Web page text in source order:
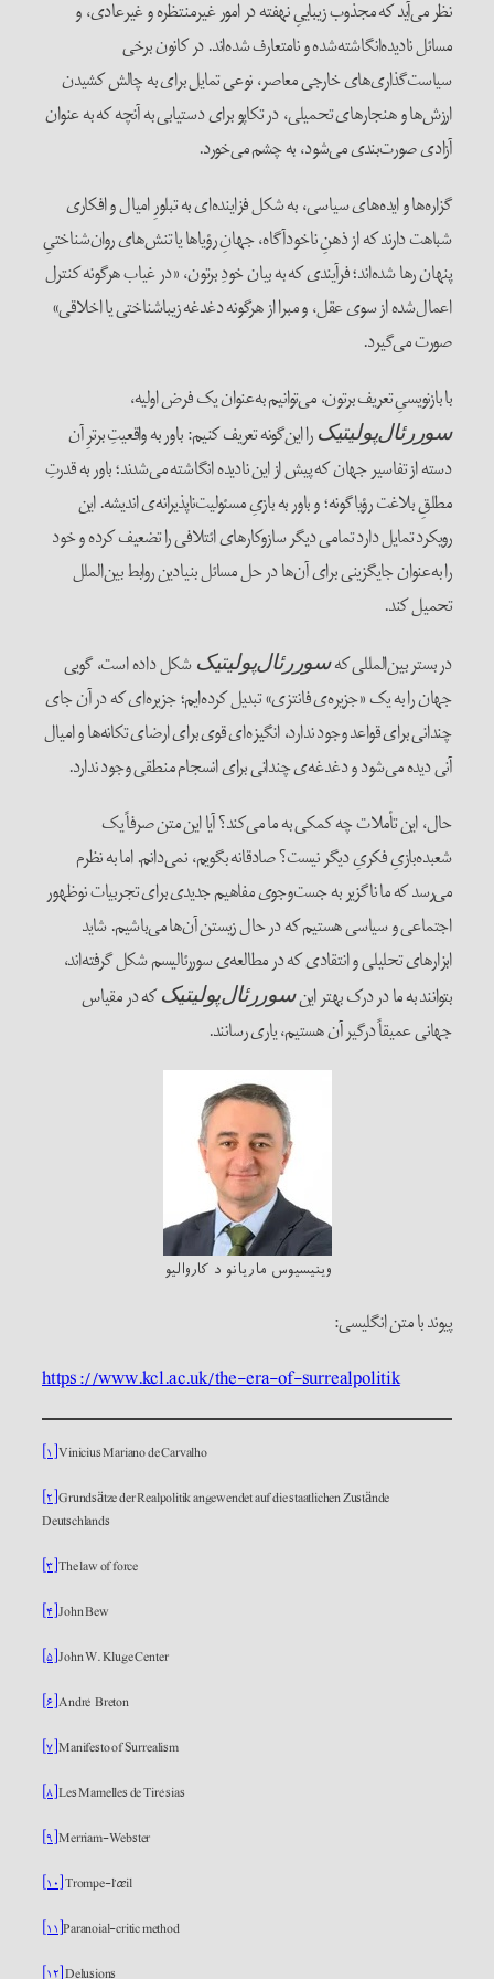
نظر می‌آید که مجذوب زیباییِ نهفته در امور غیرمنتظره و غیرعادی، و
مسائل نادیده‌انگاشته‌شده و نامتعارف شده‌اند. در کانون برخی
سیاست‌‌گذاری‌های خارجی معاصر، نوعی تمایل برای به چالش کشیدن
ارزش‌ها و هنجارهای تحمیلی، در تکاپو برای دستیابی به آنچه که به عنوان
آزادی صورت‌بندی می‌شود، به چشم می‌خورد.
گزاره‌ها و ایده‌های سیاسی، به شکل فزاینده‌ای به تبلورِ امیال و افکاری
شباهت دارند که از ذهنِ ناخودآگاه، جهانِ رؤیاها یا تنش‌های روان‌شناختیِ
پنهان رها شده‌اند؛ فرآیندی که به بیان خودِ برتون، «در غیاب هرگونه کنترل
اعمال‌شده از سوی عقل، و مبرا از هرگونه دغدغه زیباشناختی یا اخلاقی»
صورت می‌گیرد.
با بازنویسیِ تعریف برتون، می‌توانیم به‌عنوان یک فرض اولیه،
سوررئال‌پولیتیک را این‌گونه تعریف کنیم: باور به واقعیتِ برترِ آن
دسته از تفاسیر جهان که پیش از این نادیده انگاشته می‌شدند؛ باور به قدرتِ
مطلقِ بلاغت رؤیاگونه؛ و باور به بازیِ مسئولیت‌ناپذیرانه‌ی اندیشه. این
رویکرد تمایل دارد تمامی دیگر سازوکارهای ائتلافی را تضعیف کرده و خود
را به‌عنوان جایگزینی برای آن‌ها در حل مسائل بنیادین روابط بین‌الملل
تحمیل کند.
در بستر بین‌المللی کهسوررئال‌پولیتیک شکل داده است، گویی
جهان را به یک «جزیره‌ی فانتزی» تبدیل کرده‌ایم؛ جزیره‌ای که در آن جای
چندانی برای قواعد وجود ندارد، انگیزه‌ای قوی برای ارضای تکانه‌ها و امیال
آنی دیده می‌شود و دغدغه‌ی چندانی برای انسجام منطقی وجود ندارد.
حال، این تأملات چه کمکی به ما می‌کند؟ آیا این متن صرفاً یک
شعبده‌بازیِ فکریِ دیگر نیست؟ صادقانه بگویم، نمی‌دانم. اما به نظرم
می‌رسد که ما ناگزیر به جست‌وجوی مفاهیم جدیدی برای تجربیات نوظهور
اجتماعی و سیاسی هستیم که در حال زیستن آن‌ها می‌باشیم. شاید
ابزارهای تحلیلی و انتقادی که در مطالعه‌ی سوررئالیسم شکل گرفته‌اند،
بتوانند به ما در درک بهتر اینسوررئال‌پولیتیککه در مقیاس
جهانی عمیقاً درگیر آن هستیم، یاری رسانند.
وینیسیوس ماریانو د کاروالیو
پیوند با متن انگلیسی:
https://www.kcl.ac.uk/the-era-of-surrealpolitik
[۱]Vinicius Mariano de Carvalho
[۲]Grundsätze der Realpolitik angewendet auf die staatlichen Zustände
Deutschlands
[۳]The law of force
[۴]John Bew
[۵]John W. Kluge Center
[۶]André Breton
[۷]Manifesto of Surrealism
[۸]Les Mamelles de Tirésias
[۹]Merriam-Webster
[۱۰]Trompe-l’œil
[۱۱]Paranoial-critic method
[۱۲]Delusions